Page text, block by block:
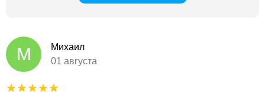
М
Михаил
01 августа